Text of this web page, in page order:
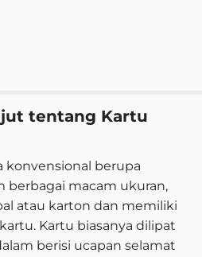
tentang Kartu
konvensional berupa
berbagai macam ukuran,
atau karton dan memiliki
Kartu biasanya dilipat
berisi ucapan selamat